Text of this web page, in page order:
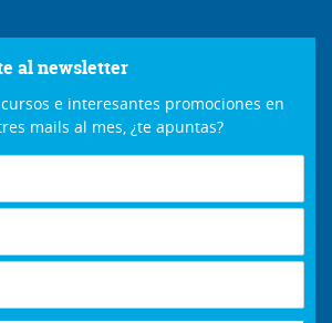
al newsletter
e interesantes promociones en
mails al mes, ¿te apuntas?